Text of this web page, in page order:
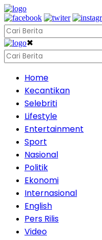
✖
Home
Kecantikan
Selebriti
Lifestyle
Entertainment
Sport
Nasional
Politik
Ekonomi
Internasional
English
Pers Rilis
Video